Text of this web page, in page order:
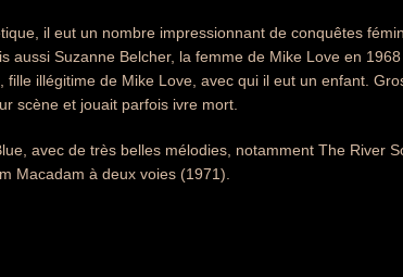
il eut un nombre impressionnant de conquêtes
aussi Suzanne Belcher, la femme de Mike Love en
illégitime de Mike Love, avec qui il eut un enfant.
scène et jouait parfois ivre mort.
avec de très belles mélodies, notamment The River
Macadam à deux voies (1971).